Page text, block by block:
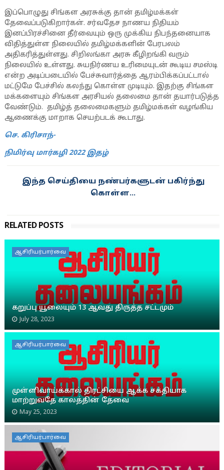
இப்பொழுது சிங்கள அரசுக்கு தான் தமிழ்மக்கள்
தேவைப்படுகிறார்கள். சர்வதேச நாணய நிதியம்
இனப்பிரச்சினை தீர்வையும் ஒரு முக்கிய நிபந்தனையாக
விதித்துள்ள நிலையில் தமிழ்மக்களின் பேரபலம்
அதிகரித்துள்ளது. சிறிலங்கா அரசு கீழிறங்கி வரும்
நிலையில் உள்ளது. சுயநிர்ணய உரிமையுடன் கூடிய சமஸ்டி
என்ற அடிப்படையில் பேச்சுவார்த்தை ஆரம்பிக்கப்பட்டால்
மட்டுமே பேச்சில் கலந்து கொள்ள முடியும். இதற்கு சிங்கள
மக்களையும் சிங்கள அரசியல் தலைமை தான் தயார்படுத்த
வேண்டும். தமிழ்த் தலைமைகளும் தமிழ்மக்கள் வழங்கிய
ஆணைக்கு மாறாக செயற்படக் கூடாது.
செ. கிரிசாந்-
நிமிர்வு மார்கழி 2022 இதழ்
இந்த செய்தியை நண்பர்களுடன் பகிர்ந்து
கொள்ள...
RELATED POSTS
ஆசிரியர்பார்வை
கறுப்பு யூலையும் 13 ஆவது திருத்த சட்டமும்
July 28, 2023
ஆசிரியர்பார்வை
முள்ளிவாய்க்கால் திரட்சியை ஆக்க சக்தியாக
மாற்றுவதே காலத்தின் தேவை
May 25, 2023
ஆசிரியர்பார்வை